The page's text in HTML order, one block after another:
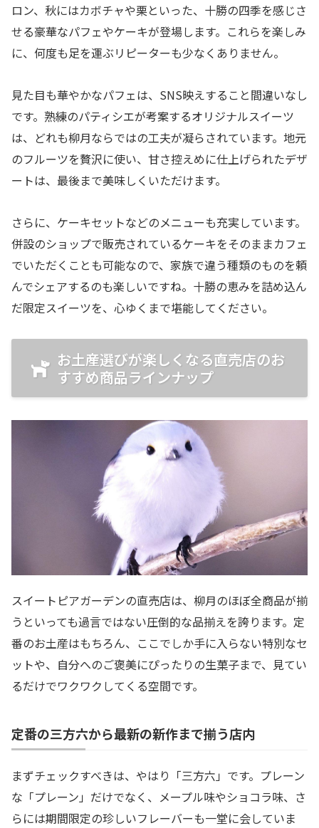
ロン、秋にはカボチャや栗といった、十勝の四季を感じさ
せる豪華なパフェやケーキが登場します。これらを楽しみ
に、何度も足を運ぶリピーターも少なくありません。
見た目も華やかなパフェは、SNS映えすること間違いなし
です。熟練のパティシエが考案するオリジナルスイーツ
は、どれも柳月ならではの工夫が凝らされています。地元
のフルーツを贅沢に使い、甘さ控えめに仕上げられたデザ
ートは、最後まで美味しくいただけます。
さらに、ケーキセットなどのメニューも充実しています。
併設のショップで販売されているケーキをそのままカフェ
でいただくことも可能なので、家族で違う種類のものを頼
んでシェアするのも楽しいですね。十勝の恵みを詰め込ん
だ限定スイーツを、心ゆくまで堪能してください。
お土産選びが楽しくなる直売店のお
すすめ商品ラインナップ
スイートピアガーデンの直売店は、柳月のほぼ全商品が揃
うといっても過言ではない圧倒的な品揃えを誇ります。定
番のお土産はもちろん、ここでしか手に入らない特別なセ
ットや、自分へのご褒美にぴったりの生菓子まで、見てい
るだけでワクワクしてくる空間です。
定番の三方六から最新の新作まで揃う店内
まずチェックすべきは、やはり「三方六」です。プレーン
な「プレーン」だけでなく、メープル味やショコラ味、さ
らには期間限定の珍しいフレーバーも一堂に会していま